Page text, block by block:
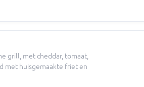
grill, met cheddar, tomaat,
met huisgemaakte friet en